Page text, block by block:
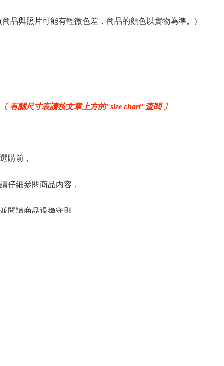
(商品與照片可能有輕微色差，商品的顏色以實物為準。 )
〔 有關尺寸表請按文章上方的"size chart"查閱 〕
選購前，
請仔細參閱商品內容，
並閱讀商品退換守則，